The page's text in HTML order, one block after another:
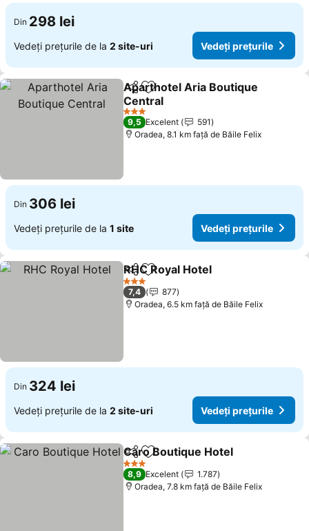
Din 298 lei
Vedeți prețurile de la 2 site-uri Vedeți prețurile
DistribuițiAdăugaţi la favorite
Aparthotel Aria Boutique
Central
3 Stele
9,5 Excelent
591
Oradea, 8.1 km faţă de Băile Felix
Din 306 lei
Vedeți prețurile de la 1 site Vedeți prețurile
DistribuițiAdăugaţi la favorite
RHC Royal Hotel
3 Stele
7,4
877
Oradea, 6.5 km faţă de Băile Felix
Din 324 lei
Vedeți prețurile de la 2 site-uri Vedeți prețurile
DistribuițiAdăugaţi la favorite
Caro Boutique Hotel
3 Stele
8,9 Excelent
1.787
Oradea, 7.8 km faţă de Băile Felix